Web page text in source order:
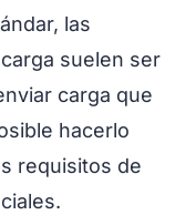
las
suelen ser
carga que
hacerlo
requisitos de